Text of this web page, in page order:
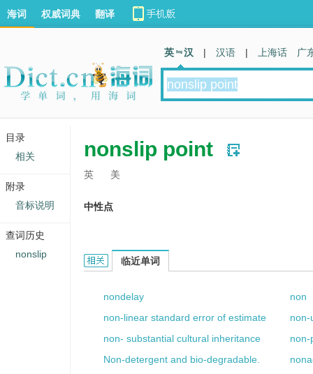
nonslip point
英 美
中性点
nonslip point的相关资料：
临近单词
nondelay
non
non-linear standard error of estimate
non-
non- substantial cultural inheritance
non-
Non-detergent and bio-degradable.
海词 权威词典 翻译
英 汉 | 汉语 | 上海话 广
目录
相关
附录
音标说明
查词历史
nonslip